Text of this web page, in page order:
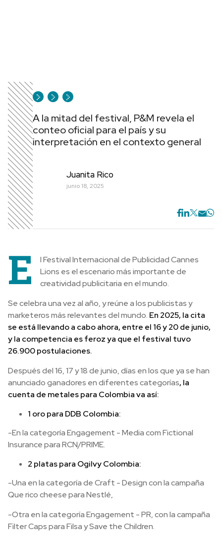
A la mitad del festival, P&M revela el
conteo oficial para el país y su
interpretación en el contexto general
Juanita Rico
junio 18, 2025
E
l Festival Internacional de Publicidad Cannes
Lions es el escenario más importante de
creatividad publicitaria en el mundo.
Se celebra una vez al año, y reúne a los publicistas y
marketeros más relevantes del mundo. En 2025, la cita
se está llevando a cabo ahora, entre el 16 y 20 de junio,
y la competencia es feroz ya que el festival tuvo
26.900 postulaciones.
Después del 16, 17 y 18 de junio, días en los que ya se han
anunciado ganadores en diferentes categorías, la
cuenta de metales para Colombia va así:
1 oro para DDB Colombia:
-En la categoría Engagement - Media com Fictional
Insurance para RCN/PRIME.
2 platas para Ogilvy Colombia:
-Una en la categoría de Craft - Design con la campaña
Que rico cheese para Nestlé,
-Otra en la categoría Engagement - PR, con la campaña
Filter Caps para Filsa y Save the Children.